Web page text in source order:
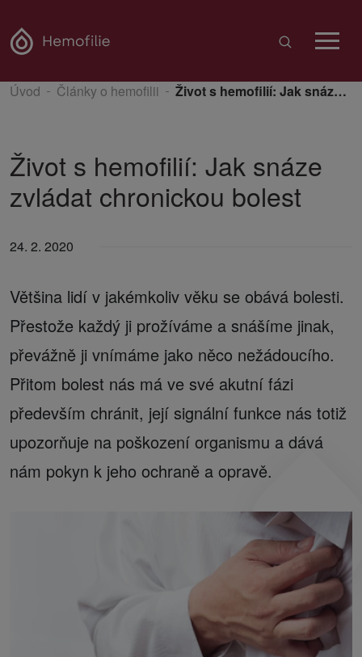
Úvod Články o hemofilii Život s hemofilií: Jak snáze zvládat chronickou bolest
Život s hemofilií: Jak snáze
zvládat chronickou bolest
24. 2. 2020
Většina lidí v jakémkoliv věku se obává bolesti.
Přestože každý ji prožíváme a snášíme jinak,
převážně ji vnímáme jako něco nežádoucího.
Přitom bolest nás má ve své akutní fázi
především chránit, její signální funkce nás totiž
upozorňuje na poškození organismu a dává
nám pokyn k jeho ochraně a opravě.